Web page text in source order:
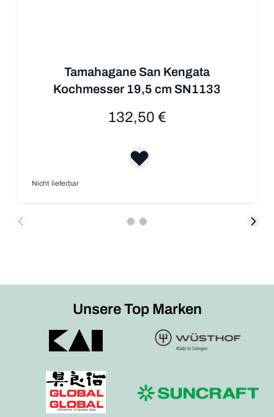
Tamahagane San Kengata
Kochmesser 19,5 cm SN1133
132,50 €
Nicht lieferbar
Unsere Top Marken